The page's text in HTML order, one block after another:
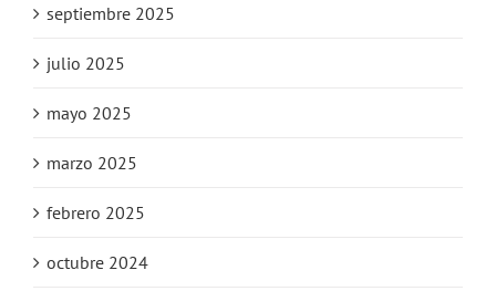
septiembre 2025
julio 2025
mayo 2025
marzo 2025
febrero 2025
octubre 2024